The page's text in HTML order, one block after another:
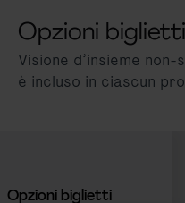
Opzioni biglietti
Visione d’insieme
è incluso in ciascun
Opzioni biglietti